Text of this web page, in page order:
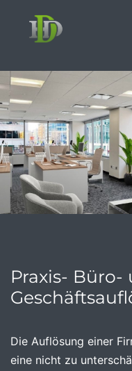
Praxis- Büro-
Die Auflösung einer
eine nicht zu